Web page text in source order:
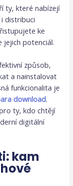
ty, které nabízejí
distribuci
ke
jejich potenciál.
způsob,
a nainstalovat
funkcionalita je
download.
ty, kdo chtějí
digitální
kam